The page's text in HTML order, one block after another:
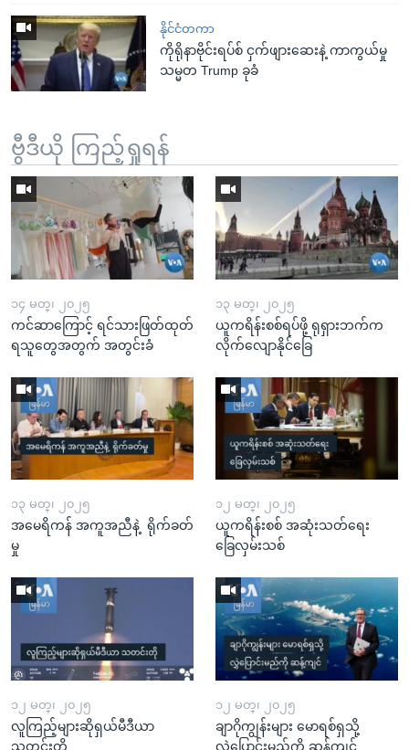
နိုင်ငံတကာ
ကိုရိုနာဗိုင်းရပ်စ် ငှက်ဖျားဆေးနဲ့ ကာကွယ်မှု
သမ္မတ Trump ခုခံ
ဗွီဒီယို ကြည့်ရှုရန်
၁၄ မတ္၊ ၂၀၂၅
ကင်ဆာကြောင့် ရင်သားဖြတ်ထုတ်
ရသူတွေအတွက် အတွင်းခံ
၁၃ မတ္၊ ၂၀၂၅
ယူကရိန်းစစ်ရပ်ဖို့ ရုရှားဘက်က
လိုက်လျောနိုင်ခြေ
၁၃ မတ္၊ ၂၀၂၅
အမေရိကန် အကူအညီနဲ့ ရိုက်ခတ်
မှု
၁၂ မတ္၊ ၂၀၂၅
ယူကရိန်းစစ် အဆုံးသတ်ရေး
ခြေလှမ်းသစ်
၁၂ မတ္၊ ၂၀၂၅
လူကြည့်များဆိုရှယ်မီဒီယာ
သတင်းတို
၁၂ မတ္၊ ၂၀၂၅
ချာဂိုကျွန်းများ မောရစ်ရှသို့
လွှဲပြောင်းမည်ကို ဆန့်ကျင်